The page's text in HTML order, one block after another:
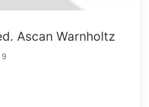
Ascan Warnholtz